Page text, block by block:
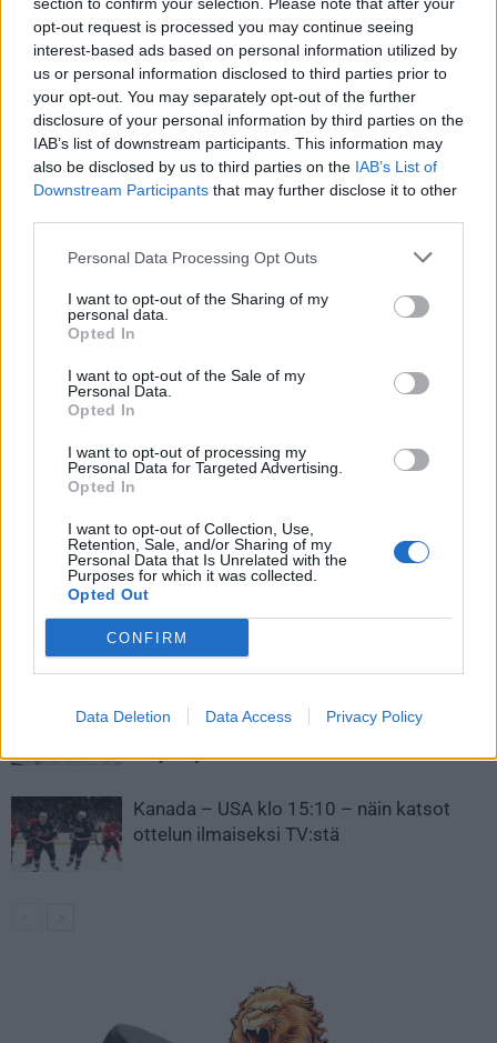
opt-out request is processed you may continue seeing
interest-based ads based on personal information utilized by
us or personal information disclosed to third parties prior to
your opt-out. You may separately opt-out of the further
disclosure of your personal information by third parties on the
IAB’s list of downstream participants. This information may
also be disclosed by us to third parties on the IAB’s List of
Downstream Participants that may further disclose it to other
Personal Data Processing Opt Outs
I want to opt-out of the Sharing of my
personal data.
Opted In
I want to opt-out of the Sale of my
Personal Data.
Opted In
I want to opt-out of processing my
Personal Data for Targeted Advertising.
Opted In
I want to opt-out of Collection, Use,
Retention, Sale, and/or Sharing of my
Personal Data that Is Unrelated with the
Purposes for which it was collected.
Opted Out
CONFIRM
Data Deletion Data Access Privacy Policy
Jos video ei näy laitteellasi voit katsoa sen suoraan
Youtubesta.
Tätä ei joka päivä näe! Jääkone
sanoi sopimuksensa irti
hinaamaan pois kaukalosta!
Leijonat kaatamaan Sveitsiä
Suomen kentälliset
LIITTYVÄT ARTIKKELIT LISÄÄ TEKIJÄLTÄ
Leijonat julkisti ketjut Sveitsi-peliin –
Aleksander Barkov tekee paluun
kaukaloon
divisioonassa – sai samasta tilanteesta
50 jäähyminuuttia
Kanada – USA klo 15:10 – näin katsot
ottelun ilmaiseksi TV:stä